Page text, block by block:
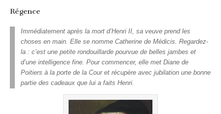
Régence
Immédiatement après la mort d’Henri II, sa veuve prend les
choses en main. Elle se nomme Catherine de Médicis. Regardez-
la : c’est une petite rondouillarde pourvue de belles jambes et
d’une intelligence fine. Pour commencer, elle met Diane de
Poitiers à la porte de la Cour et récupère avec jubilation une bonne
partie des cadeaux que lui a faits Henri.